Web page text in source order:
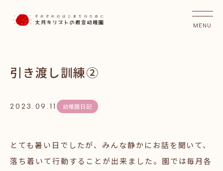
引き渡し訓練②
2023.09.11 幼稚園日記
とても暑い日でしたが、みんな静かにお話を聞いて、
落ち着いて行動することが出来ました。園では毎月各